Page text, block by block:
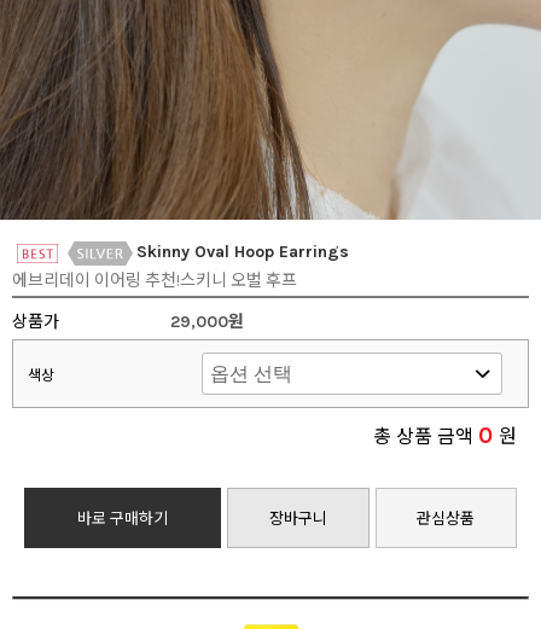
Skinny Oval Hoop Earrings
에브리데이 이어링 추천!스키니 오벌 후프
상품가
29,000원
색상
총 상품 금액 0 원
바로 구매하기 장바구니 관심상품